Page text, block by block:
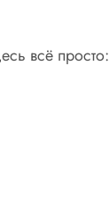
всё просто: